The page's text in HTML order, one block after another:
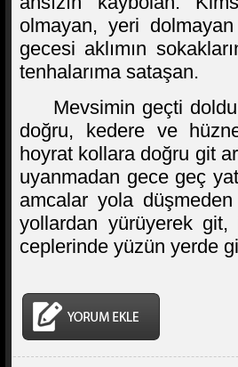
olmayan, yeri
gecesi aklımın
tenhalarıma sataşan.
Mevsimin geçti
doğru, kedere ve
hoyrat kollara doğru git
uyanmadan gece geç
amcalar yola düşmeden
yollardan yürüyerek
ceplerinde yüzün yerde